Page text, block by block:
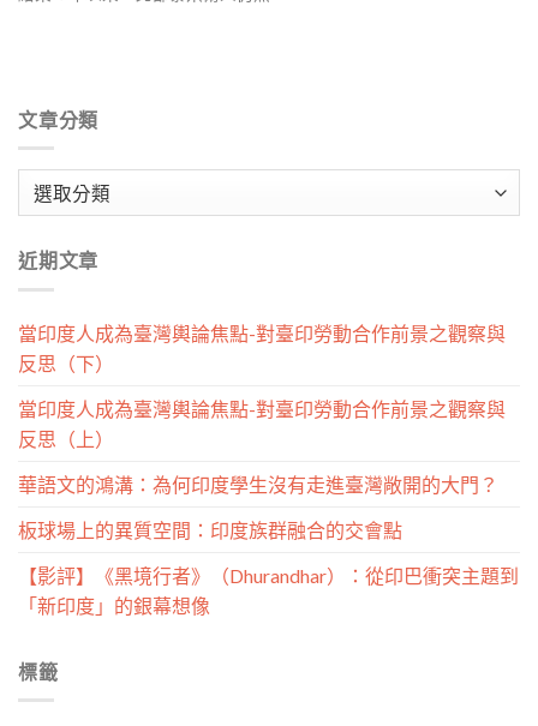
文章分類
類
近期文章
當印度人成為臺灣輿論焦點-對臺印勞動合作前景之觀察與
反思（下）
當印度人成為臺灣輿論焦點-對臺印勞動合作前景之觀察與
反思（上）
華語文的鴻溝：為何印度學生沒有走進臺灣敞開的大門？
板球場上的異質空間：印度族群融合的交會點
【影評】《黑境行者》（Dhurandhar）：從印巴衝突主題到
「新印度」的銀幕想像
標籤